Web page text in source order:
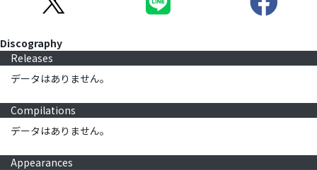
Discography
Releases
データはありません。
Compilations
データはありません。
Appearances